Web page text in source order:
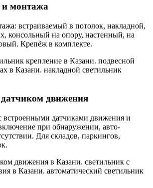
и монтажа
встраиваемый в потолок, накладной,
консольный на опору, настенный, на
Крепёж в комплекте.
крепление в Казани. подвесной
в Казани. накладной светильник
движения
встроенными датчиками движения и
при обнаружении, авто-
Для складов, паркингов,
движения в Казани. светильник с
в Казани. автоматический светильник